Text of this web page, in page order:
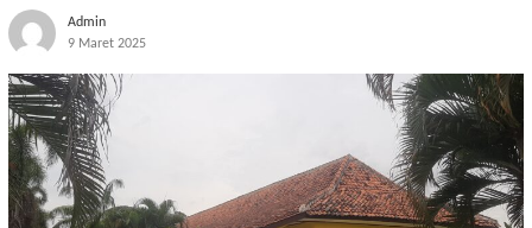
Admin
9 Maret 2025